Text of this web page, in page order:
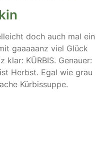
doch auch mal ein
gaaaaanz viel Glück
klar: KÜRBIS. Genauer:
Herbst. Egal wie grau
Kürbissuppe.